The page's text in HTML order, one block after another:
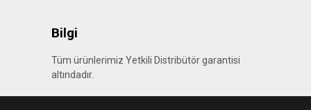
Bilgi
Tüm ürünlerimiz Yetkili Distribütör garantisi
altındadır.